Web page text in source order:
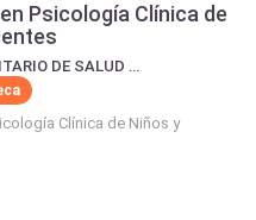
Psicología Clínica de
INSTITUTO UNIVERSITARIO DE SALUD MENTAL IUSAM
Clínica de Niños y